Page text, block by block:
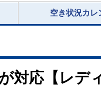
空き状況カレ
対応【レデ